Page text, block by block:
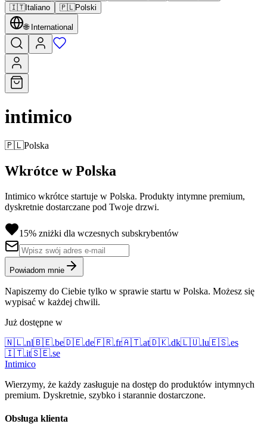
🇮🇹Italiano 🇵🇱Polski
🌐 International
intimico
🇵🇱Polska
Wkrótce w Polska
Intimico wkrótce startuje w Polska. Produkty intymne premium,
dyskretnie dostarczane pod Twoje drzwi.
15% zniżki dla wczesnych subskrybentów
Powiadom mnie
Napiszemy do Ciebie tylko w sprawie startu w Polska. Możesz się
wypisać w każdej chwili.
Już dostępne w
🇳🇱.nl🇧🇪.be🇩🇪.de🇫🇷.fr🇦🇹.at🇩🇰.dk🇱🇺.lu🇪🇸.es
🇮🇹.it🇸🇪.se
Intimico
Wierzymy, że każdy zasługuje na dostęp do produktów intymnych
premium. Dyskretnie, szybko i starannie dostarczone.
Obsługa klienta